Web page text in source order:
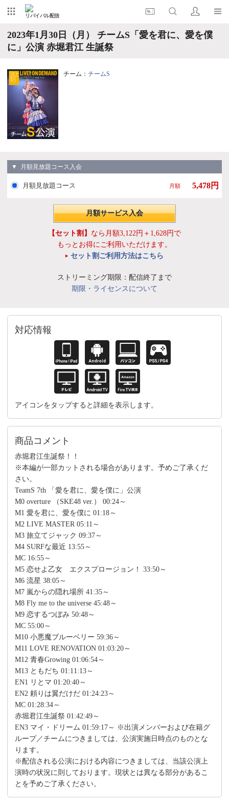
リバイバル配信
2023年1月30日（月） チームS「愛を君に、愛を僕
に」公演 赤堀君江 生誕祭
チーム： チームS
▼ 月額見放題コース入会
月額見放題コース 月額 5,478円
月額サービス入会
【セット割】 なら月額3,122円＋1,628円で
もっとお得にご利用いただけます。
セット割ご利用方法はこちら
ストリーミング期限：配信終了まで
期限・ライセンスについて
対応情報
アイコンをタップすると詳細を表示します。
商品コメント
赤堀君江生誕祭！！
※本編が一部カットされる場合があります。予めご了承くだ
さい。
TeamS 7th 「愛を君に、愛を僕に」公演
M0 overture （SKE48 ver.） 00:24～
M1 愛を君に、愛を僕に 01:18～
M2 LIVE MASTER 05:11～
M3 旅立てジャック 09:37～
M4 SURFな最近 13:55～
MC 16:55～
M5 恋せよ乙女 エクスプロージョン！ 33:50～
M6 流星 38:05～
M7 嵐からの隠れ場所 41:35～
M8 Fly me to the universe 45:48～
M9 恋するつぼみ 50:48～
MC 55:00～
M10 小悪魔ブルーベリー 59:36～
M11 LOVE RENOVATION 01:03:20～
M12 青春Growing 01:06:54～
M13 ともだち 01:11:13～
EN1 リとマ 01:20:40～
EN2 頼りは翼だけだ 01:24:23～
MC 01:28:34～
赤堀君江生誕祭 01:42:49～
EN3 マイ・ドリーム 01:59:17～ ※出演メンバーおよび在籍グ
ループ／チームにつきましては、公演実施日時点のものとな
ります。
※配信される公演における内容につきましては、当該公演上
演時の状況に則しております。現状とは異なる部分があるこ
とを予めご了承ください。